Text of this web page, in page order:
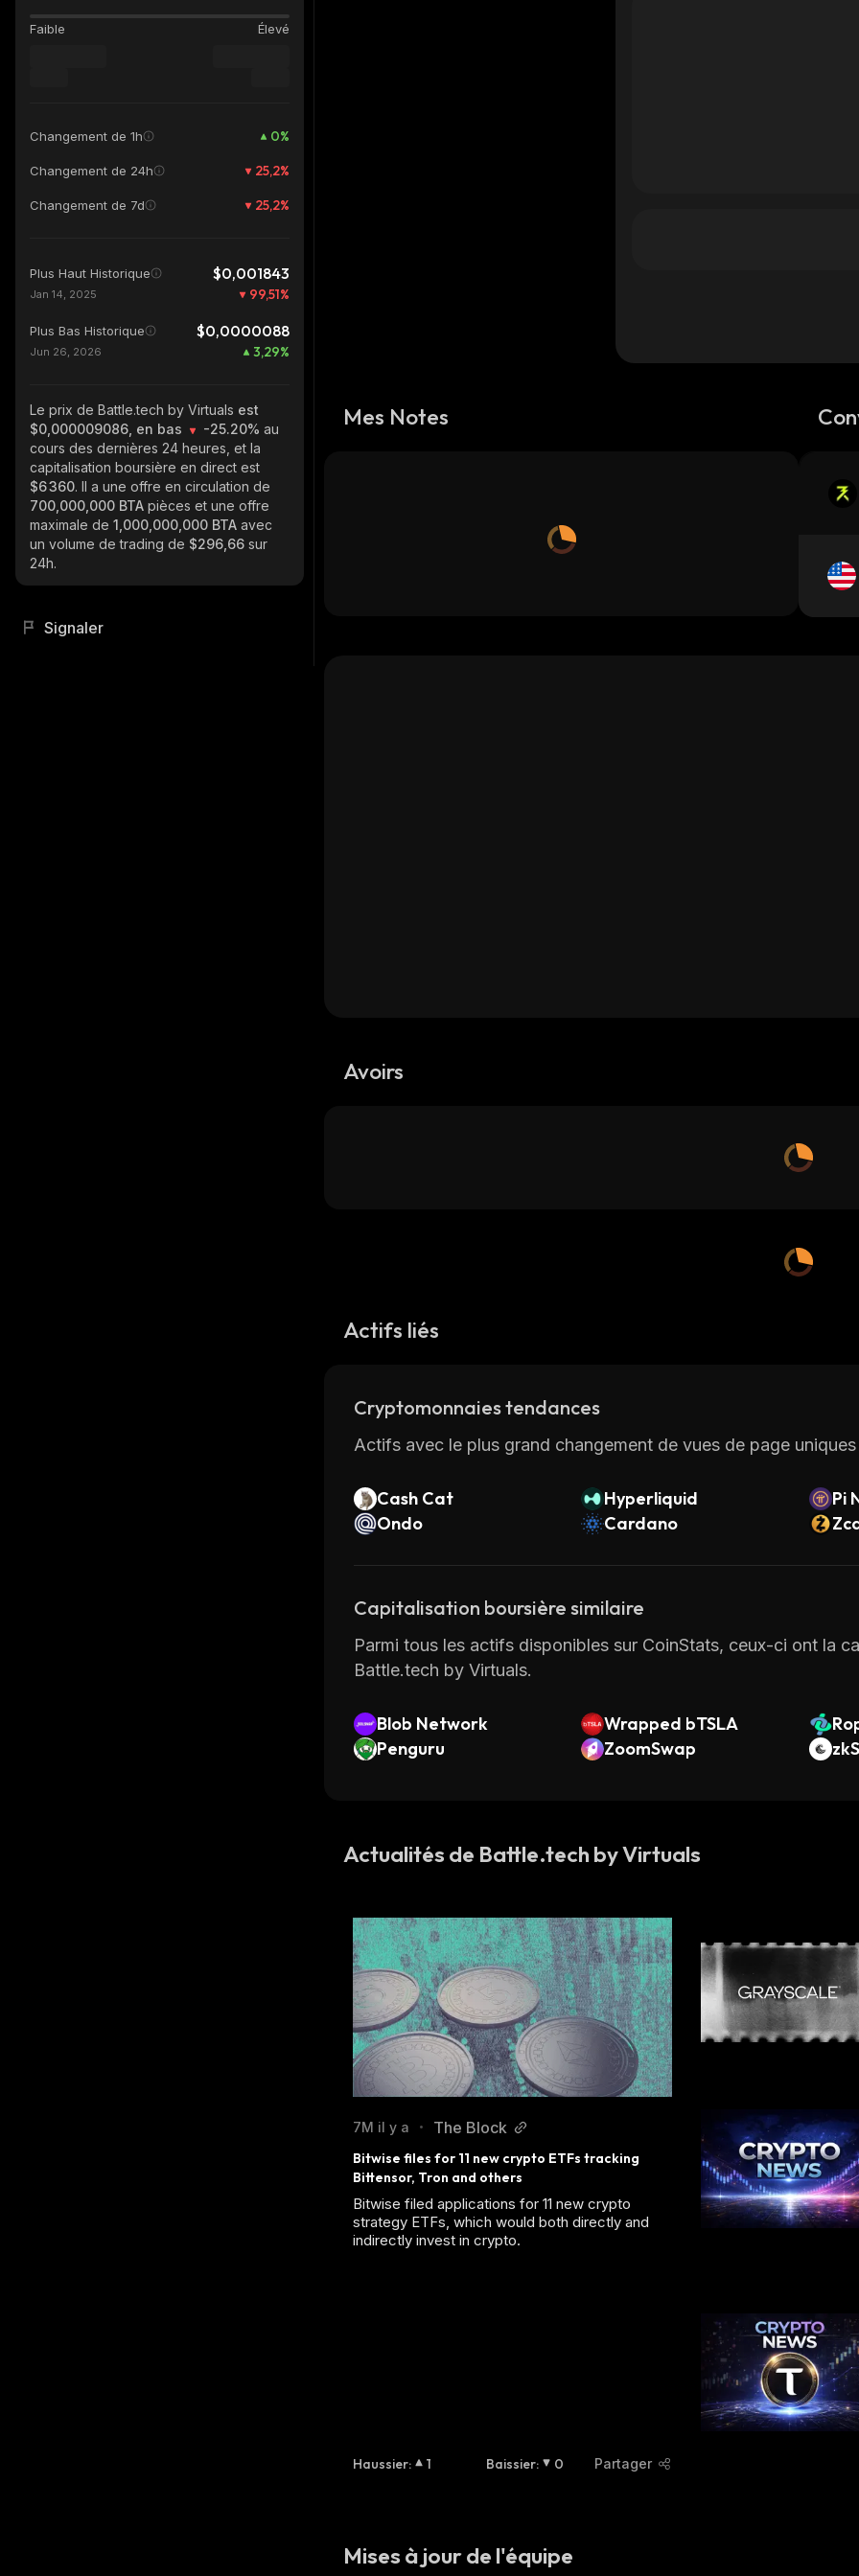
Faible Élevé
Changement de 1h 0%
Changement de 24h 25,2%
Changement de 7d 25,2%
Plus Haut Historique $0,001843
Jan 14, 2025 99,51%
Plus Bas Historique $0,0000088
Jun 26, 2026 3,29%
Le prix de Battle.tech by Virtuals est
$0,000009086, en bas
-25.20% au
cours des dernières 24 heures, et la
capitalisation boursière en direct est
$6 360. Il a une offre en circulation de
700,000,000 BTA pièces et une offre
maximale de 1,000,000,000 BTA avec
un volume de trading de $296,66 sur
24h.
Signaler
Mes Notes
Avoirs
Actifs liés
Cryptomonnaies tendances
Actifs avec le plus grand changement de vues de page
Cash Cat Hyperliquid Pi
Ondo
Cardano
Capitalisation boursière similaire
Parmi tous les actifs disponibles sur CoinStats, ceux-ci ont la
Battle.tech by Virtuals.
Blob Network Wrapped bTSLA
Penguru
ZoomSwap
Actualités de Battle.tech by Virtuals
7M il y a • The Block
Bitwise files for 11 new crypto ETFs tracking
Bittensor, Tron and others
Bitwise filed applications for 11 new crypto
strategy ETFs, which would both directly and
indirectly invest in crypto.
Haussier: 1 Baissier: 0 Partager
Mises à jour de l'équipe